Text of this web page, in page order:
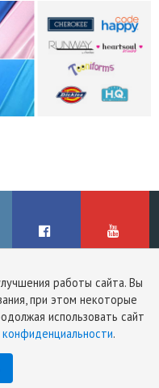
работы сайта. Вы
при этом некоторые
использовать сайт
.
Facebook YouTube
соглашениеи
.